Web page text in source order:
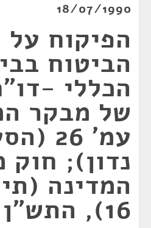
18/07/1990
הפיקוח על
הביטוח
של מבקר
עמ'
נדון); חוק
המדינה
16), התש"ן-1990